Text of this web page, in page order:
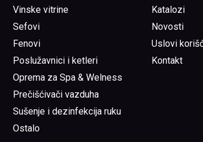
Vinske vitrine
Sefovi
Fenovi
Poslužavnici i ketleri
Oprema za Spa & Welness
Prečišćivači vazduha
Sušenje i dezinfekcija ruku
Ostalo
Katalozi
Novosti
Uslovi
Kontakt